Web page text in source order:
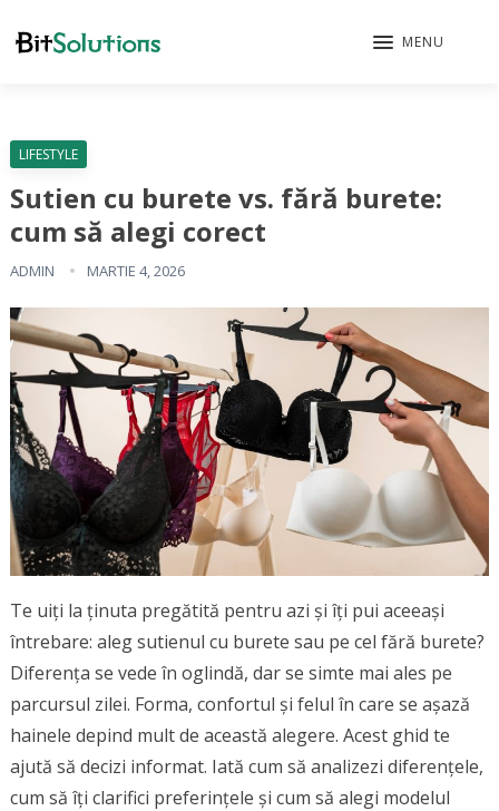
MENU
LIFESTYLE
Sutien cu burete vs. fără burete:
cum să alegi corect
ADMIN MARTIE 4, 2026
Te uiți la ținuta pregătită pentru azi și îți pui aceeași
întrebare: aleg sutienul cu burete sau pe cel fără burete?
Diferența se vede în oglindă, dar se simte mai ales pe
parcursul zilei. Forma, confortul și felul în care se așază
hainele depind mult de această alegere. Acest ghid te
ajută să decizi informat. Iată cum să analizezi diferențele,
cum să îți clarifici preferințele și cum să alegi modelul